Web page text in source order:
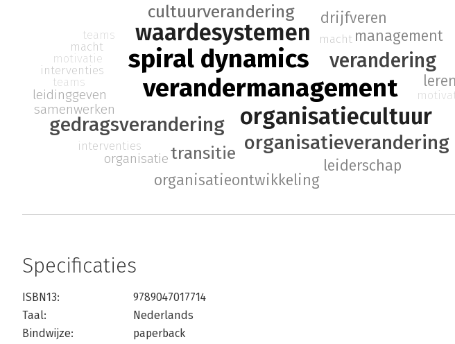
verandermanagement
spiral dynamics
organisatiecultuur
waardesystemen
verandering
organisatieverandering
gedragsverandering
transitie
cultuurverandering
drijfveren
management
leiderschap
organisatieontwikkeling
leren
organisatie
samenwerken
leidinggeven
interventies
macht
teams
interventies
motivatie
macht
teams
Specificaties
ISBN13:
9789047017714
Taal:
Nederlands
Bindwijze:
paperback